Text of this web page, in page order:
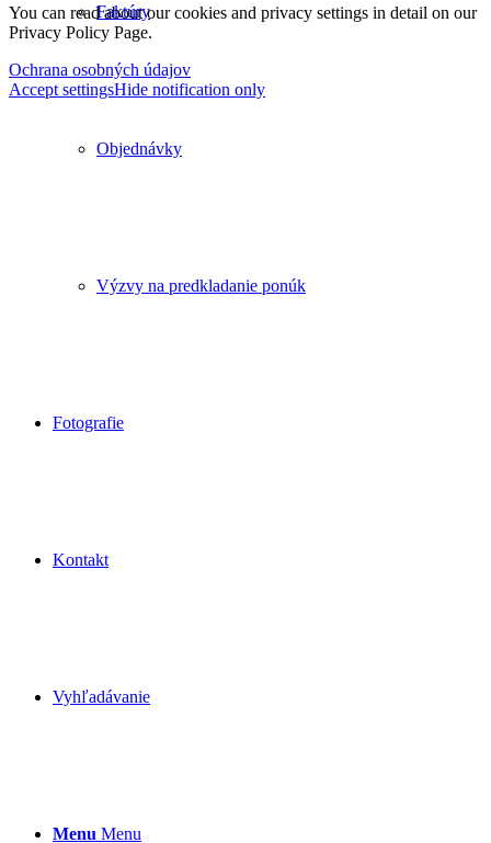
Faktúry
Objednávky
Výzvy na predkladanie ponúk
Fotografie
Kontakt
Vyhľadávanie
Menu Menu
You can read about our cookies and privacy settings in detail on our
Privacy Policy Page.
Ochrana osobných údajov
Accept settingsHide notification only